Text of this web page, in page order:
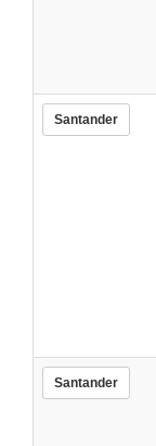
Santander
Santander